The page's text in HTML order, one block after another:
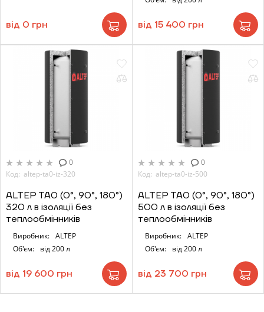
від 0 грн від 15 400 грн
0
Код: altep-ta0-iz-320
ALTEP TA0 (0°, 90°, 180°)
320 л в ізоляції без
теплообмінників
Виробник: ALTEP
Об'єм:
від 200 л
від 19 600 грн
0
Код: altep-ta0-iz-500
ALTEP TA0 (0°, 90°, 180°)
500 л в ізоляції без
теплообмінників
Виробник:
ALTEP
Об'єм:
від 200 л
від 23 700 грн